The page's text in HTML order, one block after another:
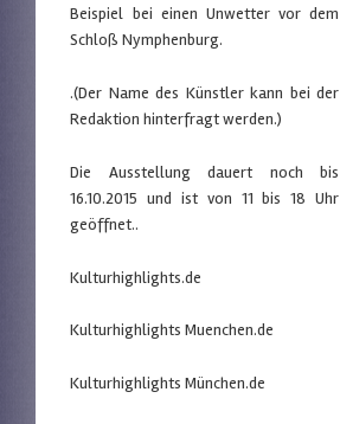
Beispiel bei einen Unwetter vor dem
Schloß Nymphenburg.
.(Der Name des Künstler kann bei der
Redaktion hinterfragt werden.)
Die Ausstellung dauert noch bis
16.10.2015 und ist von 11 bis 18 Uhr
geöffnet..
Kulturhighlights.de
Kulturhighlights Muenchen.de
Kulturhighlights München.de